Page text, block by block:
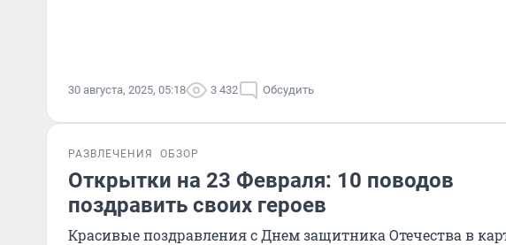
30 августа, 2025, 05:18 3 432 Обсудить
РАЗВЛЕЧЕНИЯ ОБЗОР
Открытки на 23 Февраля: 10 поводов
поздравить своих героев
Красивые поздравления с Днем защитника Отечества в